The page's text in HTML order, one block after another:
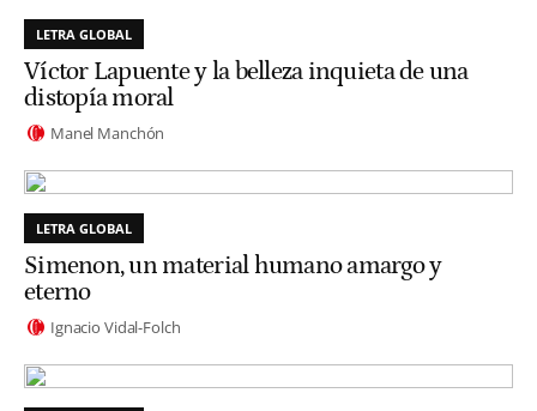
LETRA GLOBAL
Víctor Lapuente y la belleza inquieta de una
distopía moral
Manel Manchón
LETRA GLOBAL
Simenon, un material humano amargo y
eterno
Ignacio Vidal-Folch